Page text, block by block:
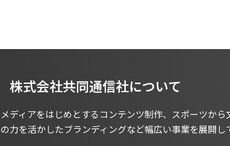
株式会社共同通信社について
ディアをはじめとするコンテンツ制作、スポーツか
力を活かしたブランディングなど幅広い事業を展開し